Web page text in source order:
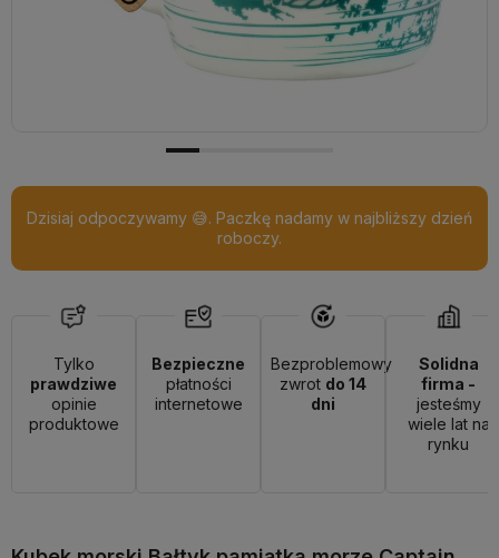
Dzisiaj odpoczywamy 😅. Paczkę nadamy w najbliższy dzień
roboczy.
Tylko
prawdziwe
opinie
produktowe
Bezpieczne
płatności
internetowe
Bezproblemowy
zwrot do 14
dni
Solidna
firma -
jesteśmy
wiele lat na
rynku